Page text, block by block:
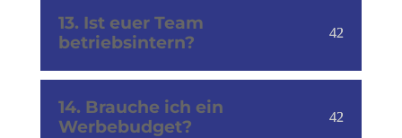
13. Ist euer Team
betriebsintern?
14. Brauche ich ein
Werbebudget?